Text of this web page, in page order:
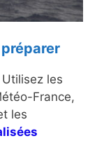
Utilisez les
France,
les